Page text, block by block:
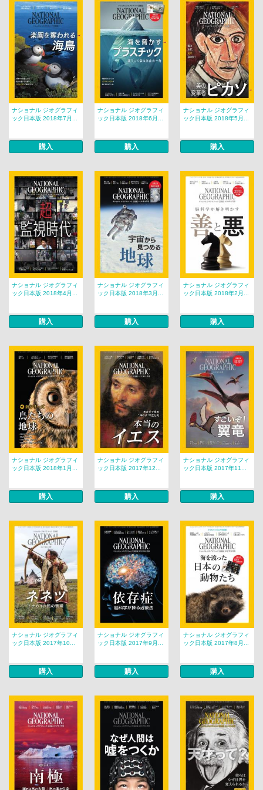
ナショナル ジオグラフィ
ック日本版 2018年7月...
購入
ナショナル ジオグラフィ
ック日本版 2018年6月...
購入
ナショナル ジオグラフィ
ック日本版 2018年5月...
購入
ナショナル ジオグラフィ
ック日本版 2018年4月...
購入
ナショナル ジオグラフィ
ック日本版 2018年3月...
購入
ナショナル ジオグラフィ
ック日本版 2018年2月...
購入
ナショナル ジオグラフィ
ック日本版 2018年1月...
購入
ナショナル ジオグラフィ
ック日本版 2017年12...
購入
ナショナル ジオグラフィ
ック日本版 2017年11...
購入
ナショナル ジオグラフィ
ック日本版 2017年10...
購入
ナショナル ジオグラフィ
ック日本版 2017年9月...
購入
ナショナル ジオグラフィ
ック日本版 2017年8月...
購入